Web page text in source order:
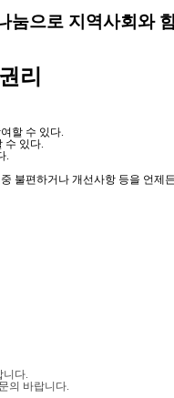
눔으로 지역사회와
리
할 수 있다.
수 있다.
.
불편하거나 개선사항 등을 언제
니다.
의 바랍니다.